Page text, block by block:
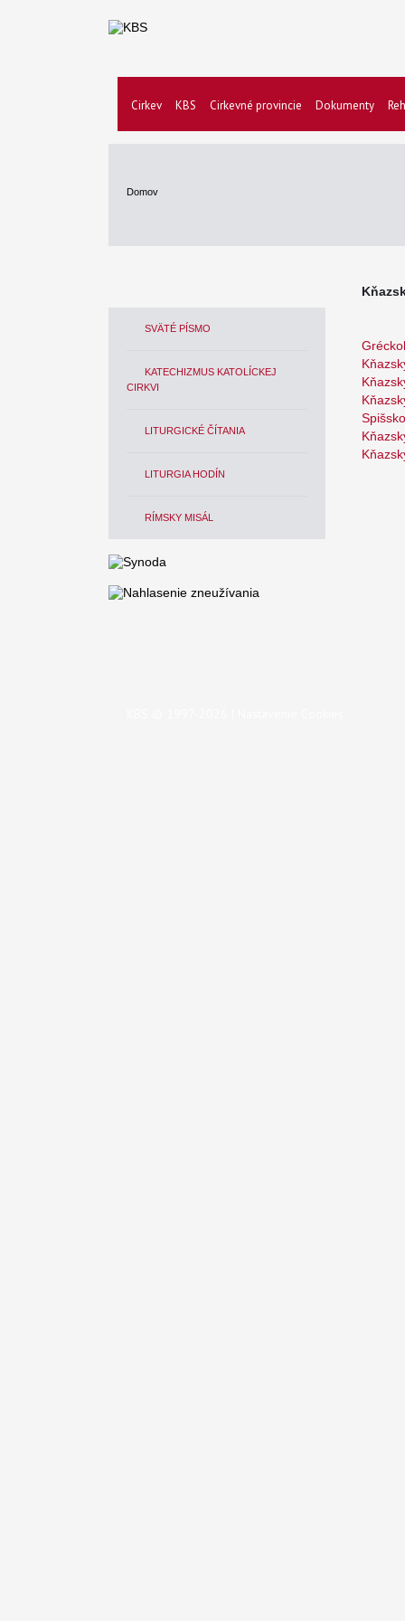
Cirkev KBS Cirkevné provincie Dokumenty
Domov
SVÄTÉ PÍSMO
KATECHIZMUS KATOLÍCKEJ
CIRKVI
LITURGICKÉ ČÍTANIA
LITURGIA HODÍN
RÍMSKY MISÁL